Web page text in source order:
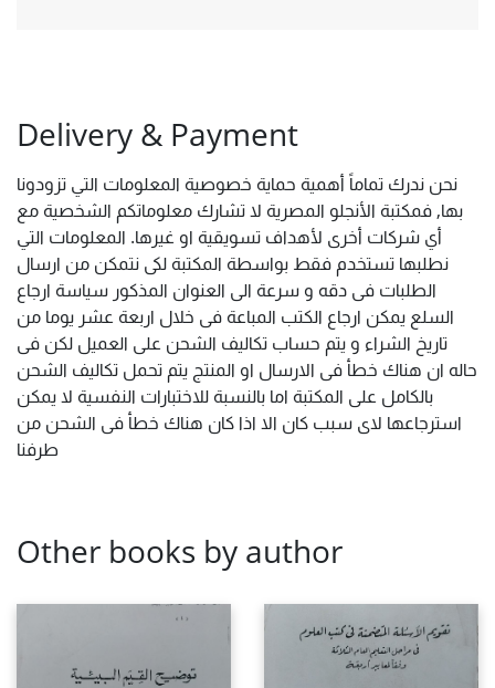
Delivery & Payment
نحن ندرك تماماً أهمية حماية خصوصية المعلومات التي تزودونا
بها, فمكتبة الأنجلو المصرية لا تشارك معلوماتكم الشخصية مع
أي شركات أخرى لأهداف تسويقية او غيرها. المعلومات التي
نطلبها تستخدم فقط بواسطة المكتبة لكى نتمكن من ارسال
الطلبات فى دقه و سرعة الى العنوان المذكور سياسة ارجاع
السلع يمكن ارجاع الكتب المباعة فى خلال اربعة عشر يوما من
تاريخ الشراء و يتم حساب تكاليف الشحن على العميل لكن فى
حاله ان هناك خطأ فى الارسال او المنتج يتم تحمل تكاليف الشحن
بالكامل على المكتبة اما بالنسبة للاختبارات النفسية لا يمكن
استرجاعها لاى سبب كان الا اذا كان هناك خطأ فى الشحن من
طرفنا
Other books by author